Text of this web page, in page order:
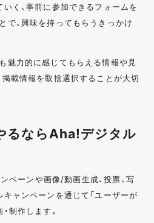
く、事前に参加できるフォームを
で、興味を持ってもらうきっかけ
魅力的に感じてもらえる情報や見
掲載情報を取捨選択することが大切
るならAha!デジタル
ーンや画像/動画生成、投票、写
ャンペーンを通じて「ユーザーが
制作します。